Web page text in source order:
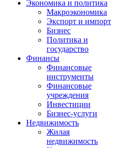
Экономика и политика
Макроэкономика
Экспорт и импорт
Бизнес
Политика и
государство
Финансы
Финансовые
инструменты
Финансовые
учреждения
Инвестиции
Бизнес-услуги
Недвижимость
Жилая
недвижимость